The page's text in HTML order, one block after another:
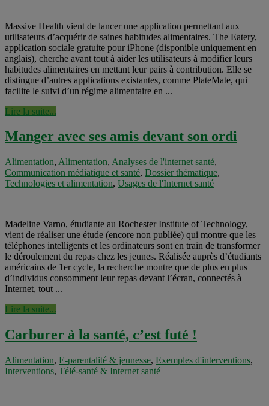
Massive Health vient de lancer une application permettant aux
utilisateurs d’acquérir de saines habitudes alimentaires. The Eatery,
application sociale gratuite pour iPhone (disponible uniquement en
anglais), cherche avant tout à aider les utilisateurs à modifier leurs
habitudes alimentaires en mettant leur pairs à contribution. Elle se
distingue d’autres applications existantes, comme PlateMate, qui
facilite le suivi d’un régime alimentaire en ...
Lire la suite...
Manger avec ses amis devant son ordi
Alimentation, Alimentation, Analyses de l'internet santé,
Communication médiatique et santé, Dossier thématique,
Technologies et alimentation, Usages de l'Internet santé
Madeline Varno, étudiante au Rochester Institute of Technology,
vient de réaliser une étude (encore non publiée) qui montre que les
téléphones intelligents et les ordinateurs sont en train de transformer
le déroulement du repas chez les jeunes. Réalisée auprès d’étudiants
américains de 1er cycle, la recherche montre que de plus en plus
d’individus consomment leur repas devant l’écran, connectés à
Internet, tout ...
Lire la suite...
Carburer à la santé, c’est futé !
Alimentation, E-parentalité & jeunesse, Exemples d'interventions,
Interventions, Télé-santé & Internet santé